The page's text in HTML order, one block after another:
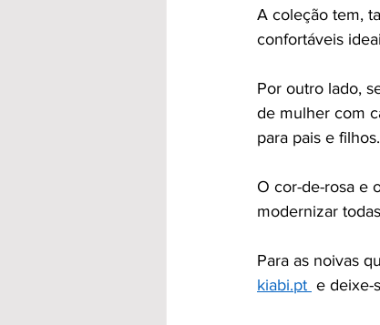
A coleção tem,
confortáveis
Por outro lado,
de mulher com
para pais e filhos.
O cor-de-rosa e
modernizar
Para as noivas
kiabi.pt e deixe-